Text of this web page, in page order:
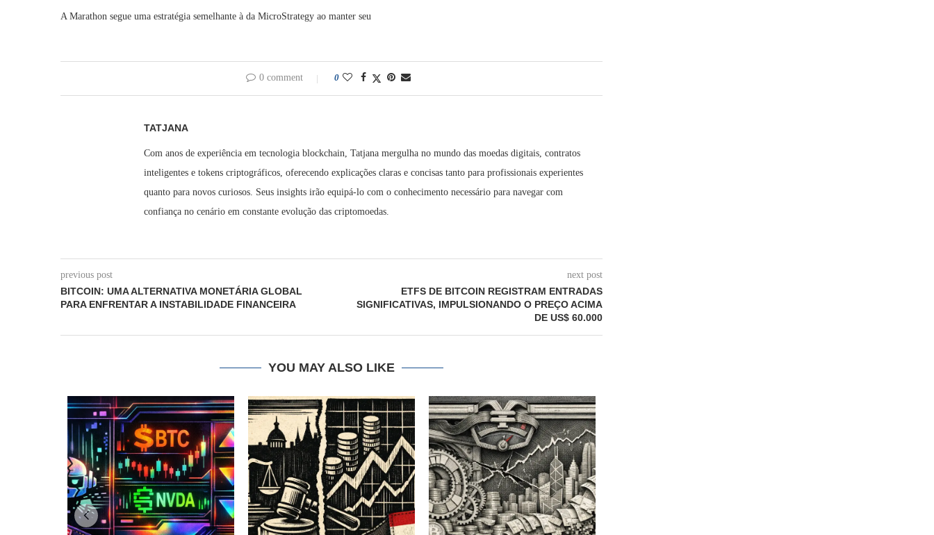
A Marathon segue uma estratégia semelhante à da MicroStrategy ao manter seu
0 comment 0
TATJANA
Com anos de experiência em tecnologia blockchain, Tatjana mergulha no mundo das moedas digitais, contratos
inteligentes e tokens criptográficos, oferecendo explicações claras e concisas tanto para profissionais experientes
quanto para novos curiosos. Seus insights irão equipá-lo com o conhecimento necessário para navegar com
confiança no cenário em constante evolução das criptomoedas.
previous post
BITCOIN: UMA ALTERNATIVA MONETÁRIA GLOBAL
PARA ENFRENTAR A INSTABILIDADE FINANCEIRA
next post
ETFS DE BITCOIN REGISTRAM ENTRADAS
SIGNIFICATIVAS, IMPULSIONANDO O PREÇO ACIMA
DE US$ 60.000
YOU MAY ALSO LIKE